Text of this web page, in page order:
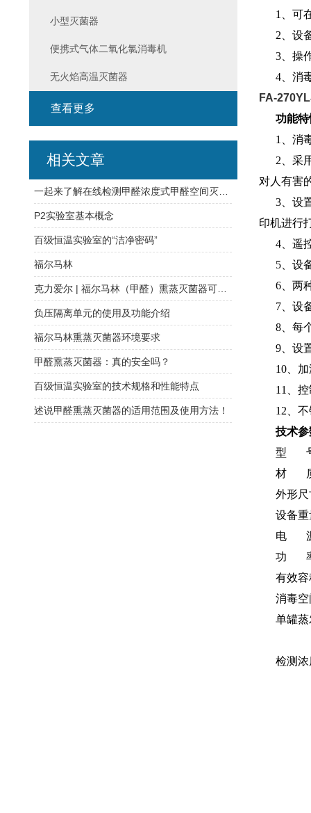
1、可在
2、设备
3、操作
4、消毒
FA-
功能特
1、消毒
2、采用
对人有害
3、设置
印机进行
4、遥控
5、设备
6、两种
7、设备
8、每个
9、设置
10、加
11、控
12、不
技术参
型
材 质
外形尺
设
电 源
功
有
消
单罐蒸
检测浓度
小型灭菌器
便携式气体二氧化氯消毒机
无火焰高温灭菌器
查看更多
相关文章
P2实验室基本概念
百级恒温实验室的“洁净密码”
福尔马林
负压隔离单元的使用及功能介绍
福尔马林熏蒸灭菌器环境要求
甲醛熏蒸灭菌器：真的安全吗？
百级恒温实验室的技术规格和性能特点
述说甲醛熏蒸灭菌器的适用范围及使用方法！